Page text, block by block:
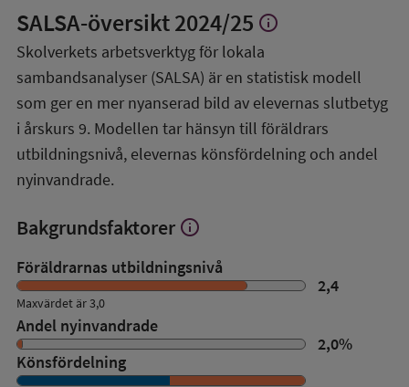
SALSA-översikt2024/25 Visa
om
SALSA-
översikt
info
Skolverkets arbetsverktyg för lokala
sambandsanalyser (SALSA) är en statistisk modell
som ger en mer nyanserad bild av elevernas slutbetyg
i årskurs 9. Modellen tar hänsyn till föräldrars
utbildningsnivå, elevernas könsfördelning och andel
nyinvandrade.
Bakgrundsfaktorer Visa
om
Bakgrundsfaktorer
info
Föräldrarnas utbildningsnivå
2,4
Maxvärdet är 3,0
Andel nyinvandrade
2,0%
Könsfördelning